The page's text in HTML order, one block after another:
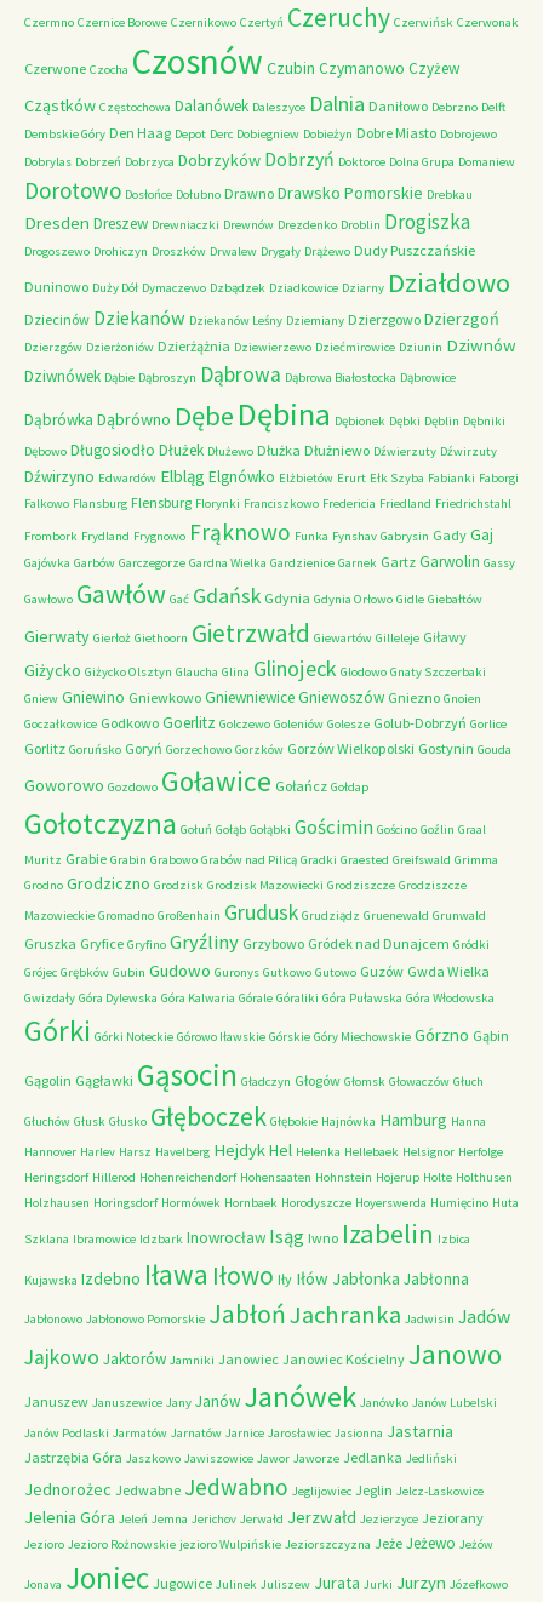
Czermno Czernice Borowe Czernikowo Czertyń Czeruchy Czerwińsk Czerwonak
Czerwone Czocha Czosnów Czubin Czymanowo Czyżew
Cząstków Częstochowa Dalanówek Daleszyce Dalnia Daniłowo Debrzno Delft
Dembskie Góry Den Haag Depot Derc Dobiegniew Dobieżyn Dobre Miasto Dobrojewo
Dobrylas Dobrzeń Dobrzyca Dobrzyków Dobrzyń Doktorce Dolna Grupa Domaniew
Dorotowo Dosłońce Dołubno Drawno Drawsko Pomorskie Drebkau
Dresden Dreszew Drewniaczki Drewnów Drezdenko Droblin Drogiszka
Drogoszewo Drohiczyn Droszków Drwalew Drygały Drążewo Dudy Puszczańskie
Duninowo Duży Dół Dymaczewo Dzbądzek Dziadkowice Dziarny Działdowo
Dziecinów Dziekanów Dziekanów Leśny Dziemiany Dzierzgowo Dzierzgoń
Dzierzgów Dzierżoniów Dzierżążnia Dziewierzewo Dziećmirowice Dziunin Dziwnów
Dziwnówek Dąbie Dąbroszyn Dąbrowa Dąbrowa Białostocka Dąbrowice
Dąbrówka Dąbrówno Dębe Dębina Dębionek Dębki Dęblin Dębniki
Dębowo Długosiodło Dłużek Dłużewo Dłużka Dłużniewo Dźwierzuty Dźwirzuty
Dźwirzyno Edwardów Elbląg Elgnówko Elżbietów Erurt Ełk Szyba Fabianki Faborgi
Falkowo Flansburg Flensburg Florynki Franciszkowo Fredericia Friedland Friedrichstahl
Frombork Frydland Frygnowo Frąknowo Funka Fynshav Gabrysin Gady Gaj
Gajówka Garbów Garczegorze Gardna Wielka Gardzienice Garnek Gartz Garwolin Gassy
Gawłowo Gawłów Gać Gdańsk Gdynia Gdynia Orłowo Gidle Giebałtów
Gierwaty Gierłoż Giethoorn Gietrzwałd Giewartów Gilleleje Giławy
Giżycko Giżycko Olsztyn Glaucha Glina Glinojeck Glodowo Gnaty Szczerbaki
Gniew Gniewino Gniewkowo GniewniewiceGniewoszów Gniezno Gnoien
Goczałkowice Godkowo Goerlitz Golczewo Goleniów Golesze Golub-Dobrzyń Gorlice
Gorlitz Goruńsko Goryń Gorzechowo Gorzków Gorzów Wielkopolski Gostynin Gouda
Goworowo Gozdowo Goławice Gołańcz Gołdap
Gołotczyzna Gołuń Gołąb Gołąbki Gościmin Gościno Goźlin Graal
Muritz Grabie Grabin Grabowo Grabów nad Pilicą Gradki Graested Greifswald Grimma
Grodno Grodziczno Grodzisk Grodzisk Mazowiecki Grodziszcze Grodziszcze
Mazowieckie Gromadno Großenhain Grudusk Grudziądz Gruenewald Grunwald
Gruszka Gryfice Gryfino Gryźliny Grzybowo Gródek nad Dunajcem Gródki
Grójec Grębków Gubin Gudowo Guronys Gutkowo Gutowo Guzów Gwda Wielka
Gwizdały Góra Dylewska Góra Kalwaria Górale Góraliki Góra Puławska Góra Włodowska
Górki Górki Noteckie Górowo Iławskie Górskie Góry Miechowskie Górzno Gąbin
Gągolin Gągławki Gąsocin Gładczyn Głogów Głomsk Głowaczów Głuch
Głuchów Głusk Głusko Głęboczek Głębokie Hajnówka Hamburg Hanna
Hannover Harlev Harsz Havelberg HejdykHel Helenka Hellebaek Helsignor Herfolge
Heringsdorf Hillerod Hohenreichendorf Hohensaaten Hohnstein Hojerup Holte Holthusen
Holzhausen Horingsdorf Hormówek Hornbaek Horodyszcze Hoyerswerda Humięcino Huta
Szklana Ibramowice Idzbark Inowrocław Isąg Iwno Izabelin Izbica
Kujawska Izdebno Iława Iłowo Iły Iłów Jabłonka Jabłonna
Jabłonowo Jabłonowo Pomorskie JabłońJachranka Jadwisin Jadów
Jajkowo Jaktorów Jamniki Janowiec Janowiec Kościelny Janowo
Januszew Januszewice Jany Janów Janówek Janówko Janów Lubelski
Janów Podlaski Jarmatów Jarnatów Jarnice Jarosławiec Jasionna Jastarnia
Jastrzębia Góra Jaszkowo Jawiszowice Jawor Jaworze Jedlanka Jedliński
Jednorożec Jedwabne Jedwabno Jeglijowiec Jeglin Jelcz-Laskowice
Jelenia Góra Jeleń Jemna Jerichov Jerwałd Jerzwałd Jezierzyce Jeziorany
Jezioro Jezioro Rożnowskie jezioro Wulpińskie Jeziorszczyzna Jeże Jeżewo Jeżów
Jonava Joniec Jugowice Julinek Juliszew Jurata Jurki Jurzyn Józefkowo